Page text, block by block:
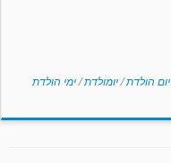
יום הולדת/יומולדת/ימי הולדת